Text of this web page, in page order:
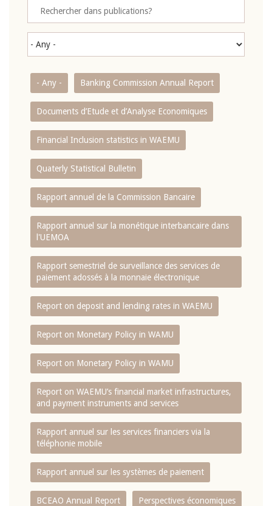
- Any - Banking Commission Annual Report
Documents d’Etude et d’Analyse Economiques
Financial Inclusion statistics in WAEMU
Quaterly Statistical Bulletin
Rapport annuel de la Commission Bancaire
Rapport annuel sur la monétique interbancaire dans
l'UEMOA
Rapport semestriel de surveillance des services de
paiement adossés à la monnaie électronique
Report on deposit and lending rates in WAEMU
Report on Monetary Policy in WAMU
Report on Monetary Policy in WAMU
Report on WAEMU’s financial market infrastructures,
and payment instruments and services
Rapport annuel sur les services financiers via la
téléphonie mobile
Rapport annuel sur les systèmes de paiement
BCEAO Annual Report Perspectives économiques